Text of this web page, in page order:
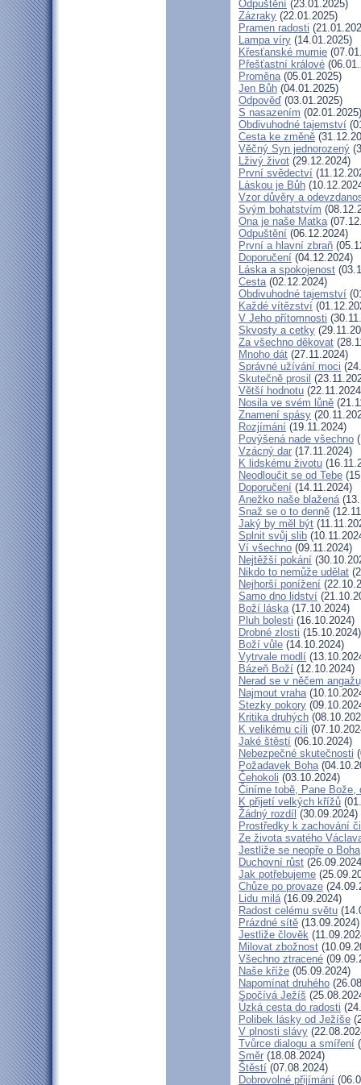
Odpuštění (23.01.2025)
Zázraky (22.01.2025)
Pramen radosti
Lampa víry (14.01.2025)
Křesťanské mumie
Přešťastní králové
Proměna(05.01.2025)
Jen Bůh (04.01.2025)
Odpověď (03.01.2025)
S nasazením (02.01.2025)
Obdivuhodné tajemství
Cesta ke změně
Věčný Syn jednorozený
Lživý život (29.12.2024)
První svědectví
Láskou je Bůh
Vzor důvěry a
Svým bohatstvím
Ona je naše Matka
Odpuštění (06.12.2024)
První a hlavní zbraň
Doporučení (04.12.2024)
Láska a spokojenost
Cesta(02.12.2024)
Obdivuhodné tajemství
Každé vítězství
V Jeho přítomnosti
Skvosty a cetky
Za všechno děkovat
Mnoho dát (27.11.2024)
Správné užívání moci
Skutečně prosil
Větší hodnotu
Nosila ve svém lůně
Znamení spásy
Rozjímání (19.11.2024)
Povýšená nade všechno
Vzácný dar (17.11.2024)
K lidskému životu
Neodloučit se od Tebe
Doporučení (14.11.2024)
Anežko naše blažená
Snaž se o to denně
Jaký by měl být
Splnit svůj slib
Ví všechno (09.11.2024)
Nejtěžší pokání
Nikdo to nemůže udělat
Nejhorší ponížení
Samo dno lidství
Boží láska(17.10.2024)
Pluh bolesti (16.10.2024)
Drobné zlosti (15.10.2024)
Boží vůle (14.10.2024)
Vytrvale modlí
Bázeň Boží (12.10.2024)
Nerad se v něčem
Najmout vraha
Stezky pokory
Kritika druhých
K velikému cíli
Jaké štěstí (06.10.2024)
Nebezpečné skutečnosti
Požadavek Boha
Čehokoli (03.10.2024)
Činíme tobě, Pane Bože,
K přijetí velkých křížů
Žádný rozdíl (30.09.2024)
Prostředky k zachování
Ze života svatého
Jestliže se neopře o Boha
Duchovní růst
Jak potřebujeme
Chůze po provaze
Lidu milá(16.09.2024)
Radost celému světu
Prázdné sítě (13.09.2024)
Jestliže člověk
Milovat zbožnost
Všechno ztracené
Naše kříže (05.09.2024)
Napomínat druhého
Spočívá Ježíš
Úzká cesta do radosti
Polibek lásky od Ježíše
V plnosti slávy
Tvůrce dialogu a smíření
Směr (18.08.2024)
Štěstí (07.08.2024)
Dobrovolné přijímání